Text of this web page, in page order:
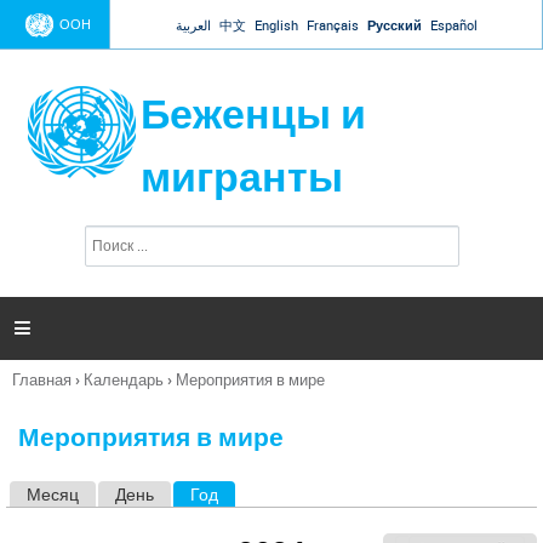
Jump to navigation
ООН العربية 中文 English Français Русский Español
Беженцы и
мигранты
п
и

Вы
Главная › Календарь › Мероприятия в мире
Мероприятия в мире
Месяц День Год